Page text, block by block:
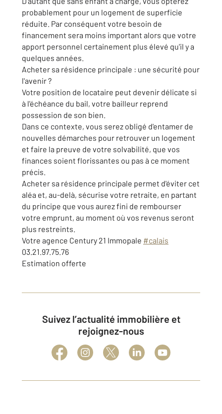
probablement pour un logement de superficie
réduite. Par conséquent votre besoin de
financement sera moins important alors que votre
apport personnel certainement plus élevé qu'il y a
quelques années.
Acheter sa résidence principale : une sécurité pour
l'avenir ?
Votre position de locataire peut devenir délicate si
à l'échéance du bail, votre bailleur reprend
possession de son bien.
Dans ce contexte, vous serez obligé d'entamer de
nouvelles démarches pour retrouver un logement
et faire la preuve de votre solvabilité, que vos
finances soient florissantes ou pas à ce moment
précis.
Acheter sa résidence principale permet d'éviter cet
aléa et, au-delà, sécurise votre retraite, en partant
du principe que vous aurez fini de rembourser
votre emprunt, au moment où vos revenus seront
plus restreints.
Votre agence Century 21 Immopale #calais
03.21.97.75.76
Estimation offerte
Suivez l’actualité immobilière et
rejoignez-nous